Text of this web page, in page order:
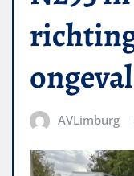
AVLimburg